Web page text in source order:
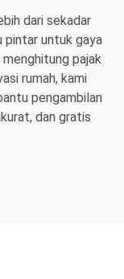
dari sekadar
pintar untuk gaya
pajak
rumah, kami
pengambilan
dan gratis